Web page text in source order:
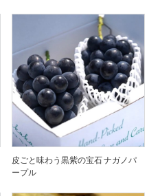
皮ごと味わう黒紫の宝石 ナガノパ
ープル